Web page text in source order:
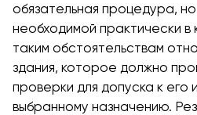
обязательная процедура,
необходимой практически в
таким обстоятельствам
здания, которое должно
проверки для допуска к его
выбранному назначению.